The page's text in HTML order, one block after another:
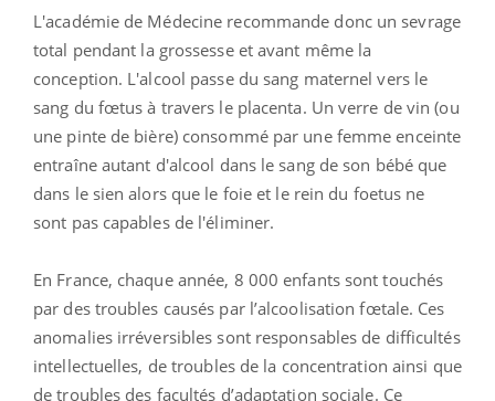
L'académie de Médecine recommande donc un sevrage
total pendant la grossesse et avant même la
conception. L'alcool passe du sang maternel vers le
sang du fœtus à travers le placenta. Un verre de vin (ou
une pinte de bière) consommé par une femme enceinte
entraîne autant d'alcool dans le sang de son bébé que
dans le sien alors que le foie et le rein du foetus ne
sont pas capables de l'éliminer.
En France, chaque année, 8 000 enfants sont touchés
par des troubles causés par l’alcoolisation fœtale. Ces
anomalies irréversibles sont responsables de difficultés
intellectuelles, de troubles de la concentration ainsi que
de troubles des facultés d’adaptation sociale. Ce